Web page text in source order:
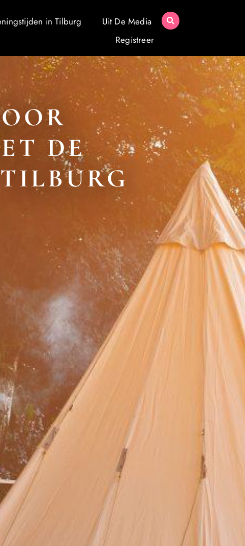
in Tilburg
Uit De Media
Registreer
DE